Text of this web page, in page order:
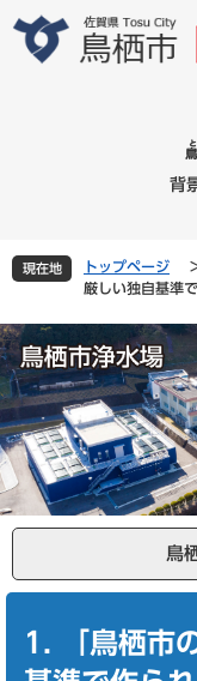
文
背
現在地 トップページ
厳しい独自基準
鳥
1. 「鳥栖市